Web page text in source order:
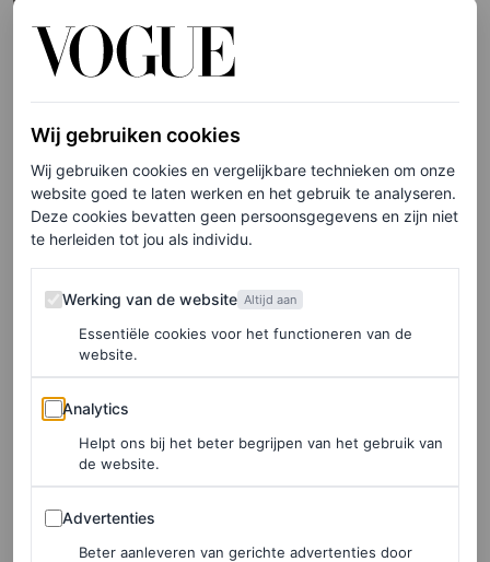
(gast)redacteur: zo zien de
covers eruit
MARC JACOBS
Vloeiend en sculpturaal:
sieraden die jouw summer
holiday look die breezy vibe
PANDORA
bij de Marc Jacobs-show in
New York
Wij gebruiken cookies
Wij gebruiken cookies en vergelijkbare technieken om onze
website goed te laten werken en het gebruik te analyseren.
Deze cookies bevatten geen persoonsgegevens en zijn niet
te herleiden tot jou als individu.
Werking van de website
Werking van de website Altijd aan
Essentiële cookies voor het functioneren van de
website.
Analytics
Analytics
Helpt ons bij het beter begrijpen van het gebruik van
de website.
Advertenties
Advertenties
Beter aanleveren van gerichte advertenties door